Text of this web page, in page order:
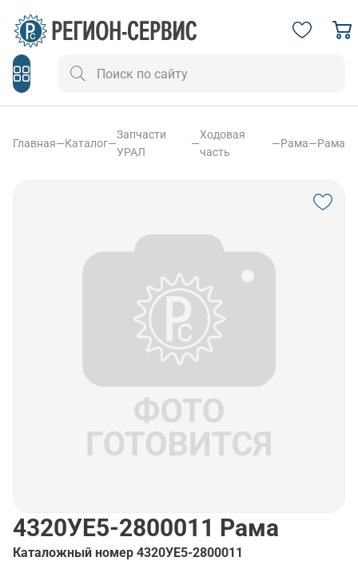
Главная—Каталог—
Запчасти
УРАЛ
—
Ходовая
часть
—Рама—Рама
4320УЕ5-2800011 Рама
Каталожный номер 4320УЕ5-2800011